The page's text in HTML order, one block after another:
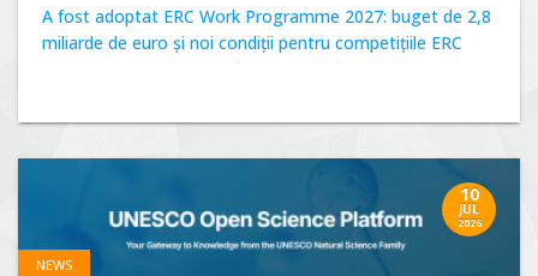
A fost adoptat ERC Work Programme 2027: buget de 2,8
miliarde de euro și noi condiții pentru competițiile ERC
10
JUL
2026
NEWS